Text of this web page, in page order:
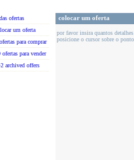
ofertas
um oferta
para comprar
ofertas para vender
archived offers
colocar um oferta
por favor insira quantos
posicione o cursor sobre o